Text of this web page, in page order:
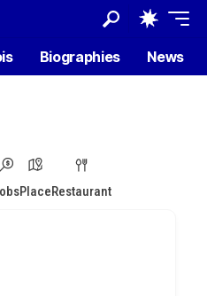
Biographies News
PlaceRestaurant